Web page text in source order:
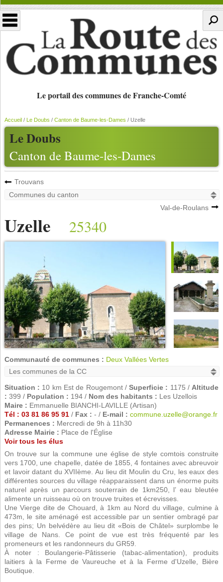
Le portail des communes de Franche-Comté
Le Doubs
Canton de Baume-les-Dames
Accueil/ Le Doubs / Canton de Baume-les-Dames / Uzelle
Trouvans
Val-de-Roulans
Uzelle 25340
Communauté de communes : Deux Vallées Vertes
Situation : 10 km Est de Rougemont /Superficie : 1175 / Altitude
: 399 / Population : 194 / Nom des habitants : Les Uzellois
Maire : Emmanuelle BIANCHI-LAVILLE (Artisan)
Tél : 03 81 86 95 91/ Fax : - / E-mail : commune.uzelle@orange.fr
Permanences : Mercredi de 9h à 11h30
Adresse Mairie : Place de l'Église
Voir tous les élus
On trouve sur la commune une église de style comtois construite
vers 1700, une chapelle, datée de 1855, 4 fontaines avec abreuvoir
et lavoir datant du XVIIème. Au lieu dit Moulin du Cru, les eaux des
différentes sources du village réapparaissent dans un énorme puits
naturel après un parcours souterrain de 1km250, l’ eau bleutée
alimente un ruisseau où on trouve truites et écrevisses.
Une Vierge dite de Chouard, à 1km au Nord du village, culmine à
473m, le site aménagé est accessible par un sentier ombragé par
des pins; Un belvédère au lieu dit «Bois de Châtel» surplombe le
village de Nans. Ce point de vue est très fréquenté par les
promeneurs et les randonneurs du GR59.
À noter : Boulangerie-Pâtisserie (tabac-alimentation), produits
laitiers à la Ferme de Vaureuche et à la Ferme d'Uzelle, Bière
Boutique.